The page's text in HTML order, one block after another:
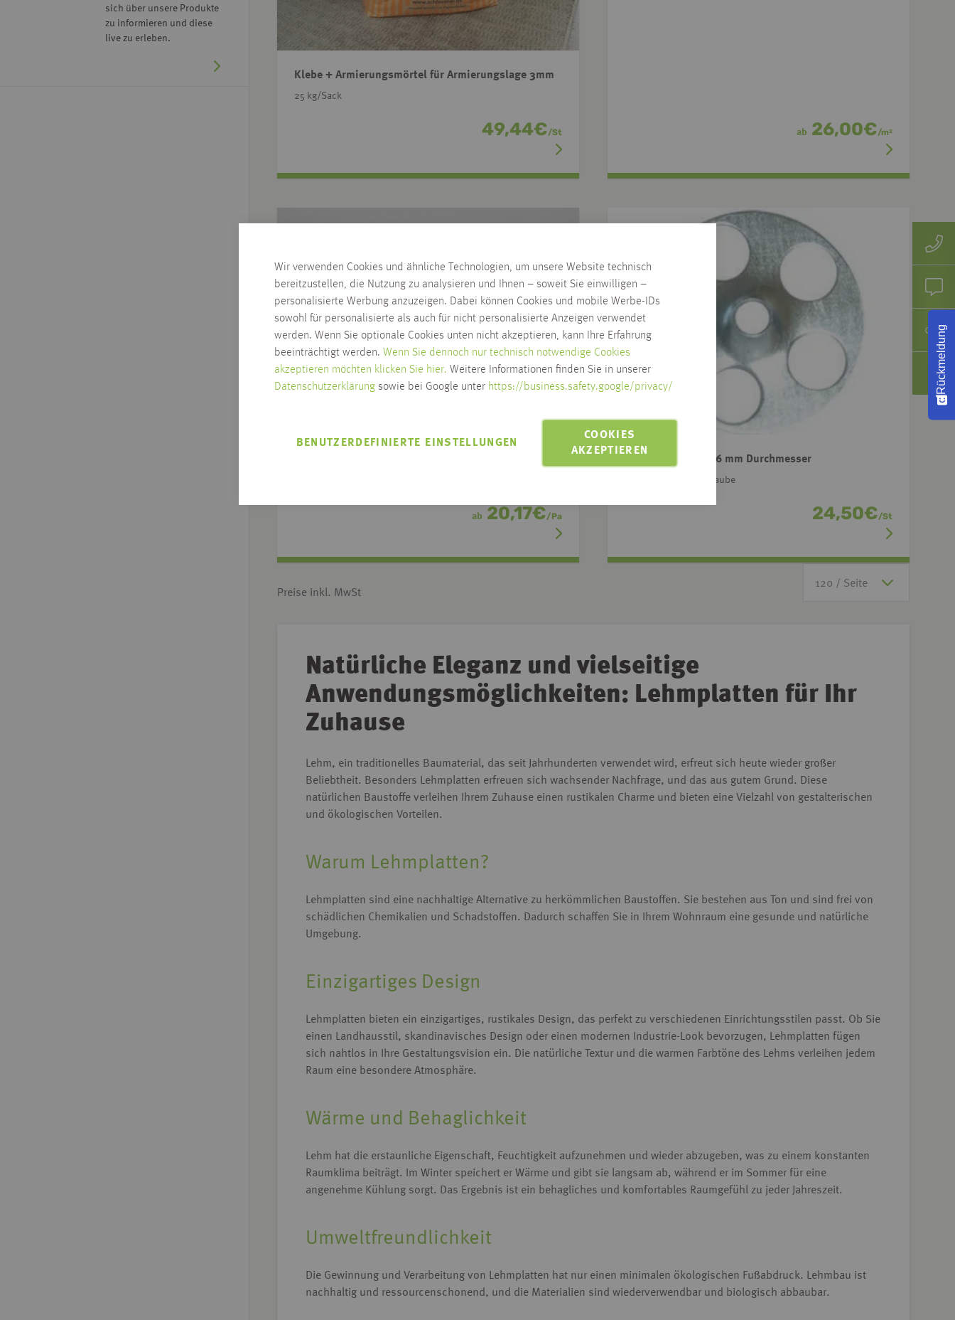
Wir verwenden Cookies und ähnliche Technologien, um unsere Website technisch
bereitzustellen, die Nutzung zu analysieren und Ihnen – soweit Sie einwilligen –
personalisierte Werbung anzuzeigen. Dabei können Cookies und mobile Werbe-IDs
sowohl für personalisierte als auch für nicht personalisierte Anzeigen verwendet
werden. Wenn Sie optionale Cookies unten nicht akzeptieren, kann Ihre Erfahrung
beeinträchtigt werden. Wenn Sie dennoch nur technisch notwendige Cookies
akzeptieren möchten klicken Sie hier. Weitere Informationen finden Sie in unserer
Datenschutzerklärung sowie bei Google unter https://business.safety.google/privacy/
COOKIES
AKZEPTIEREN
BENUTZERDEFINIERTE EINSTELLUNGEN
Klebe + Armierungsmörtel für Armierungslage 3mm
25 kg/Sack
49,44€/St ab 26,00€/m2
ab 20,17€/Pa
Unterlagscheibe 36 mm Durchmesser
für Befestigungsschraube
24,50€/St
Preise inkl. MwSt
Natürliche Eleganz und vielseitige
Anwendungsmöglichkeiten: Lehmplatten für Ihr
Zuhause
Lehm, ein traditionelles Baumaterial, das seit Jahrhunderten verwendet wird, erfreut sich heute wieder großer
Beliebtheit. Besonders Lehmplatten erfreuen sich wachsender Nachfrage, und das aus gutem Grund. Diese
natürlichen Baustoffe verleihen Ihrem Zuhause einen rustikalen Charme und bieten eine Vielzahl von gestalterischen
und ökologischen Vorteilen.
Warum Lehmplatten?
Lehmplatten sind eine nachhaltige Alternative zu herkömmlichen Baustoffen. Sie bestehen aus Ton und sind frei von
schädlichen Chemikalien und Schadstoffen. Dadurch schaffen Sie in Ihrem Wohnraum eine gesunde und natürliche
Umgebung.
Einzigartiges Design
Lehmplatten bieten ein einzigartiges, rustikales Design, das perfekt zu verschiedenen Einrichtungsstilen passt. Ob Sie
einen Landhausstil, skandinavisches Design oder einen modernen Industrie-Look bevorzugen, Lehmplatten fügen
sich nahtlos in Ihre Gestaltungsvision ein. Die natürliche Textur und die warmen Farbtöne des Lehms verleihen jedem
Raum eine besondere Atmosphäre.
Wärme und Behaglichkeit
Lehm hat die erstaunliche Eigenschaft, Feuchtigkeit aufzunehmen und wieder abzugeben, was zu einem konstanten
Raumklima beiträgt. Im Winter speichert er Wärme und gibt sie langsam ab, während er im Sommer für eine
angenehme Kühlung sorgt. Das Ergebnis ist ein behagliches und komfortables Raumgefühl zu jeder Jahreszeit.
Umweltfreundlichkeit
Die Gewinnung und Verarbeitung von Lehmplatten hat nur einen minimalen ökologischen Fußabdruck. Lehmbau ist
nachhaltig und ressourcenschonend, und die Materialien sind wiederverwendbar und biologisch abbaubar.
sich über unsere Produkte
zu informieren und diese
live zu erleben.
Rückmeldung